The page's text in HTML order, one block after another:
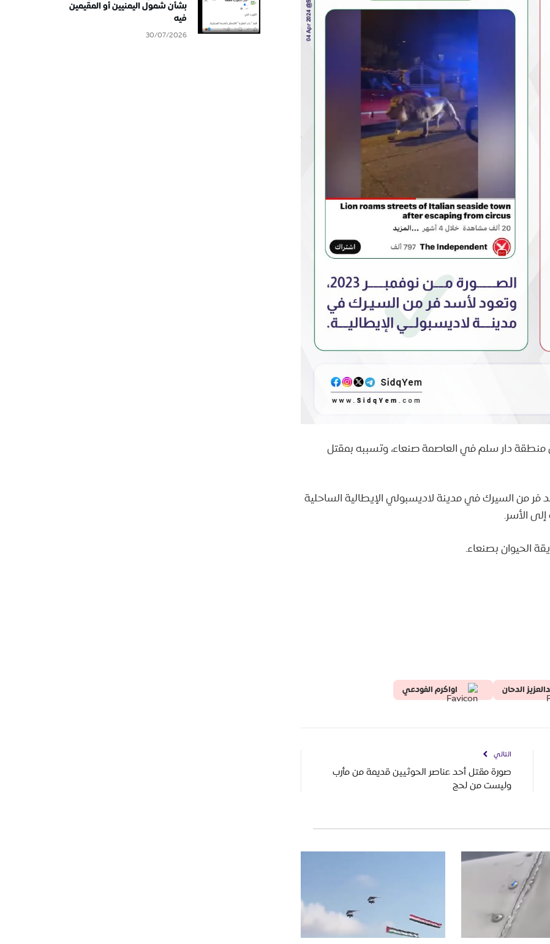
منطقة دار سلم في العاصمة صنعاء، وتسببه بمقتل
11 نوفمبر 2023، وتعود لأسد فر من السيرك في مدينة لاديسبولي الإيطالية الساحلية
الأسر.
الحيوان بصنعاء.
الدحان اواكرم الفودعي
التالي
صورة مقتل أحد عناصر الحوثيين قديمة من مأرب
وليست من لحج
بشأن شمول اليمنيين أو المقيمين
فيه
30/07/2026